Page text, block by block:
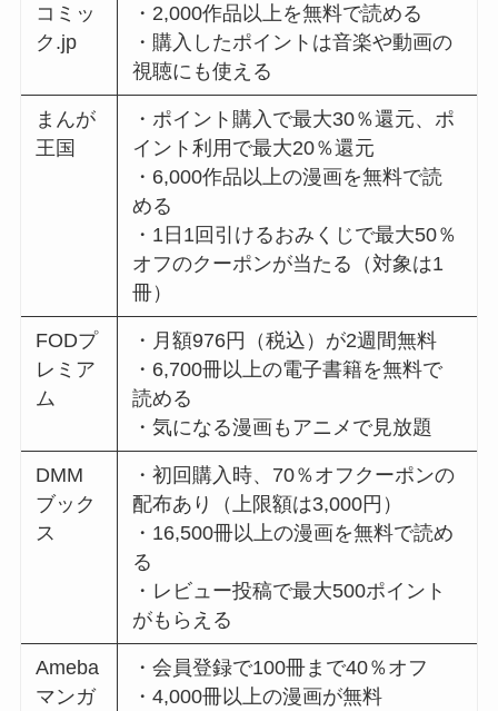
コミッ
ク.jp
・2,000作品以上を無料で読める
・購入したポイントは音楽や動画の
視聴にも使える
まんが
王国
・ポイント購入で最大30％還元、ポ
イント利用で最大20％還元
・6,000作品以上の漫画を無料で読
める
・1日1回引けるおみくじで最大50％
オフのクーポンが当たる（対象は1
冊）
FODプ
レミア
ム
・月額976円（税込）が2週間無料
・6,700冊以上の電子書籍を無料で
読める
・気になる漫画もアニメで見放題
DMM
ブック
ス
・初回購入時、70％オフクーポンの
配布あり（上限額は3,000円）
・16,500冊以上の漫画を無料で読め
る
・レビュー投稿で最大500ポイント
がもらえる
Ameba
マンガ
・会員登録で100冊まで40％オフ
・4,000冊以上の漫画が無料